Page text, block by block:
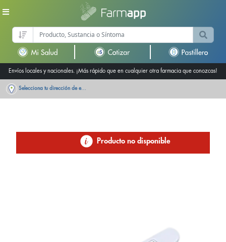
Envíos locales y nacionales. ¡Más rápido que en cualquier otra farmacia que conozcas!
Selecciona tu dirección de entrega
Producto no disponible